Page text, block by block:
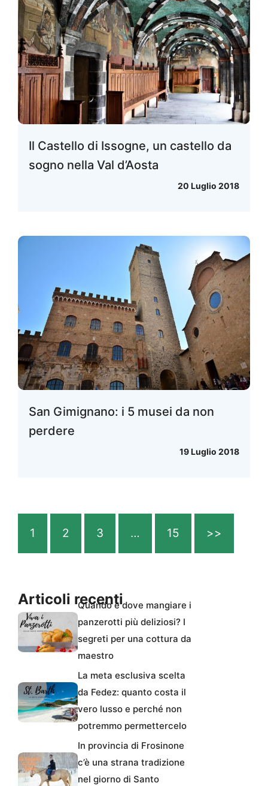
Il Castello di Issogne, un castello da
sogno nella Val d’Aosta
20 Luglio 2018
San Gimignano: i 5 musei da non
perdere
19 Luglio 2018
1 2 3 … 15 >>
Articoli recentiQuando e dove mangiare i
panzerotti più deliziosi? I
segreti per una cottura da
maestro
La meta esclusiva scelta
da Fedez: quanto costa il
vero lusso e perché non
potremmo permettercelo
In provincia di Frosinone
c’è una strana tradizione
nel giorno di Santo